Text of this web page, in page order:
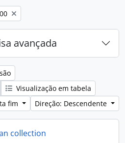
avançada
Visualização em tabela
fim
Direção: Descendente
collection